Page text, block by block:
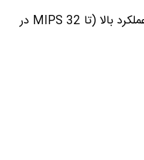
8-bit AVR® CPU با عملکرد بالا (تا 32 MIPS در